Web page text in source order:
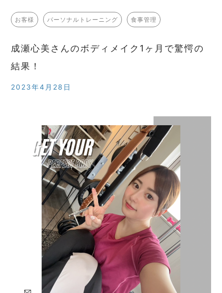
お客様 パーソナルトレーニング 食事管理
成瀬心美さんのボディメイク1ヶ月で驚愕の
結果！
2023年4月28日